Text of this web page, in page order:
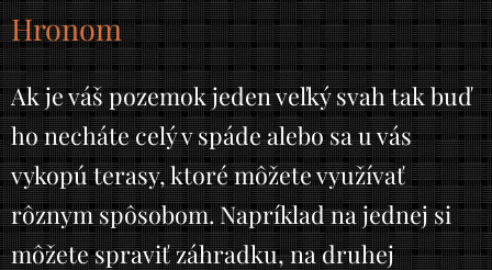
Hronom
Ak je váš pozemok jeden veľký svah tak buď
ho necháte celý v spáde alebo sa u vás
vykopú terasy, ktoré môžete využívať
rôznym spôsobom. Napríklad na jednej si
môžete spraviť záhradku, na druhej